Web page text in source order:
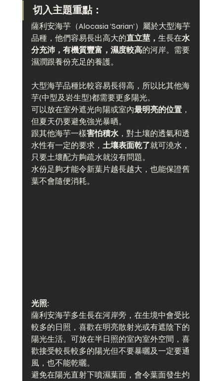
切入主題重點：
薩利安海芋（Alocasia ‘Sarian’）屬於大型海芋
品種，他們容易長出高大的直立莖， 生長在水
分充沛，有機質豐富，濕度較高的河岸。需要
濕潤跟養份充足的養護。
大型海芋品種比較容易長得高，所以比其他海
芋(中型及岩生型)都需要更多陽光。
可以放在室外遮光向陽或室內最明亮的位置，
但夏天仍要避免強光暴晒。
跟其他海芋一樣害怕積水，對土壤的透氣和透
水性有一定的要求， 土壤表面乾了就可澆水，
只要土壞配方夠疏水就沒有問題。
水份足夠才能令新葉片越長越大，也能保證舊
葉不會隨便消耗。
光照:
薩利安海芋多生長在河岸旁，在生境中會受比
較多的日照，喜歡在明亮散射光或有遮陰下的
陽光生活。可放在半日照的室內室外空間，喜
歡接受較長較多的陽光但不要暴曬及一定要通
風，也不能乾曬。
避免在陽光直射下噴濕葉面，會令葉面發生灼